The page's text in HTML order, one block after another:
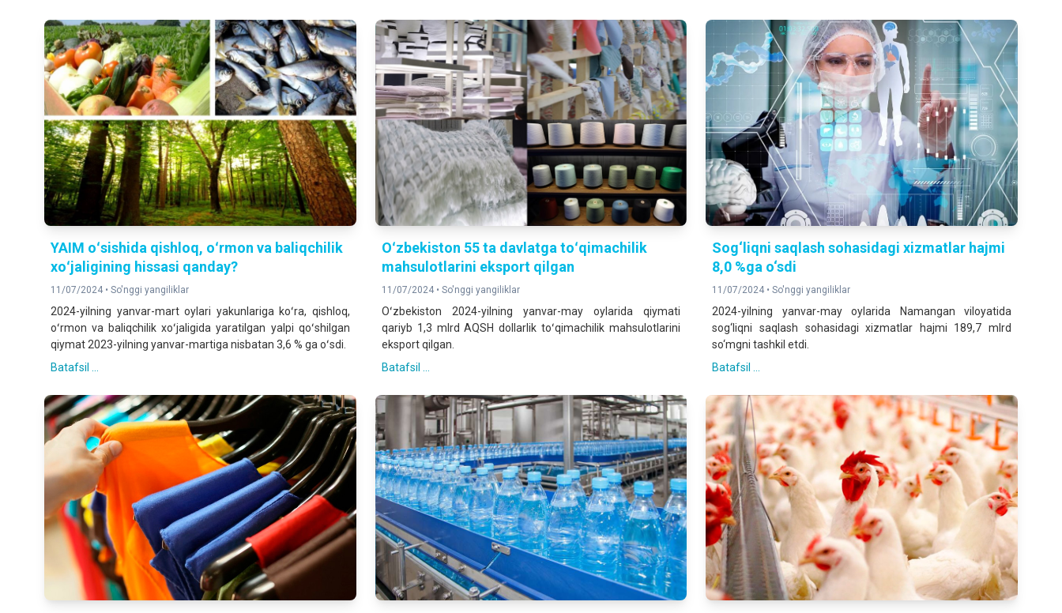
YAIM oʻsishida qishloq, oʻrmon va baliqchilik
xoʻjaligining hissasi qanday?
11/07/2024 • So'nggi yangiliklar
2024-yilning yanvar-mart oylari yakunlariga koʻra, qishloq,
oʻrmon va baliqchilik xoʻjaligida yaratilgan yalpi qoʻshilgan
qiymat 2023-yilning yanvar-martiga nisbatan 3,6 % ga oʻsdi.
Batafsil ...
Oʻzbekiston 55 ta davlatga toʻqimachilik
mahsulotlarini eksport qilgan
11/07/2024 • So'nggi yangiliklar
Oʻzbekiston 2024-yilning yanvar-may oylarida qiymati
qariyb 1,3 mlrd AQSH dollarlik toʻqimachilik mahsulotlarini
eksport qilgan.
Batafsil ...
Sog‘liqni saqlash sohasidagi xizmatlar hajmi
8,0 %ga o‘sdi
11/07/2024 •So'nggi yangiliklar
2024-yilning yanvar-may oylarida Namangan viloyatida
sog‘liqni saqlash sohasidagi xizmatlar hajmi 189,7 mlrd
so‘mgni tashkil etdi.
Batafsil ...